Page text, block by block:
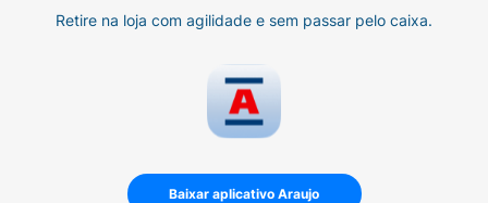
Retire na loja com agilidade e sem passar pelo caixa.
Baixar aplicativo Araujo